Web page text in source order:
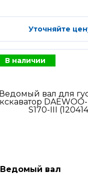
Уточняйте
В наличии
Ведомый вал